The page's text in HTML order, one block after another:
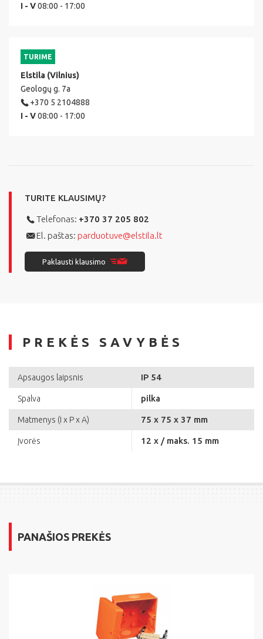
I - V08:00 - 17:00
TURIME
Elstila (Vilnius)
Geologų g. 7a
+370 5 2104888
I - V08:00 - 17:00
TURITE KLAUSIMŲ?
Telefonas: +370 37 205 802
El. paštas: parduotuve@elstila.lt
Paklausti klausimo
PREKĖS SAVYBĖS
Apsaugos laipsnis IP 54
Spalva pilka
Matmenys (I x P x A) 75 x 75 x 37 mm
Įvorės 12 x / maks. 15 mm
PANAŠIOS PREKĖS